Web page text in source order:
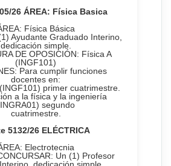
26 ÁREA: Física Basica
Física Básica
Ayudante Graduado Interino,
dedicación simple.
DE OPOSICIÓN: Física A
(INGF101)
Para cumplir funciones
docentes en:
primer cuatrimestre.
a la física y la ingeniería
segundo
cuatrimestre.
5132/26 ELÉCTRICA
Electrotecnia
Un (1) Profesor